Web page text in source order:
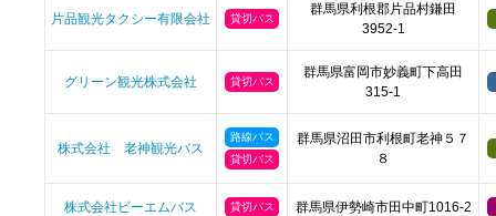
片品観光タクシー有限会社 貸切バス
群馬県利根郡片品村鎌田
3952-1
グリーン観光株式会社 貸切バス
群馬県富岡市妙義町下高田
315-1
株式会社 老神観光バス
路線バス
貸切バス
群馬県沼田市利根町老神５７
８
株式会社ビーエムバス 貸切バス 群馬県伊勢崎市田中町1016-2